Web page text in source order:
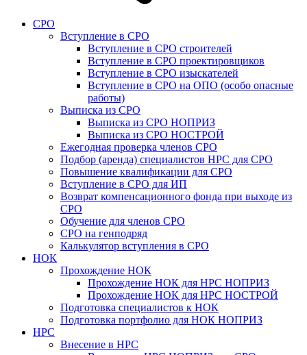
СРО
Вступление в СРО
Вступление в СРО строителей
Вступление в СРО проектировщиков
Вступление в СРО изыскателей
Вступление в СРО на ОПО (особо опасные
работы)
Выписка из СРО
Выписка из СРО НОПРИЗ
Выписка из СРО НОСТРОЙ
Ежегодная проверка членов СРО
Подбор (аренда) специалистов НРС для СРО
Повышение квалификации для СРО
Вступление в СРО для ИП
Возврат компенсационного фонда при выходе из
СРО
Обучение для членов СРО
СРО на генподряд
Калькулятор вступления в СРО
НОК
Прохождение НОК
Прохождение НОК для НРС НОПРИЗ
Прохождение НОК для НРС НОСТРОЙ
Подготовка специалистов к НОК
Подготовка портфолио для НОК НОПРИЗ
НРС
Внесение в НРС